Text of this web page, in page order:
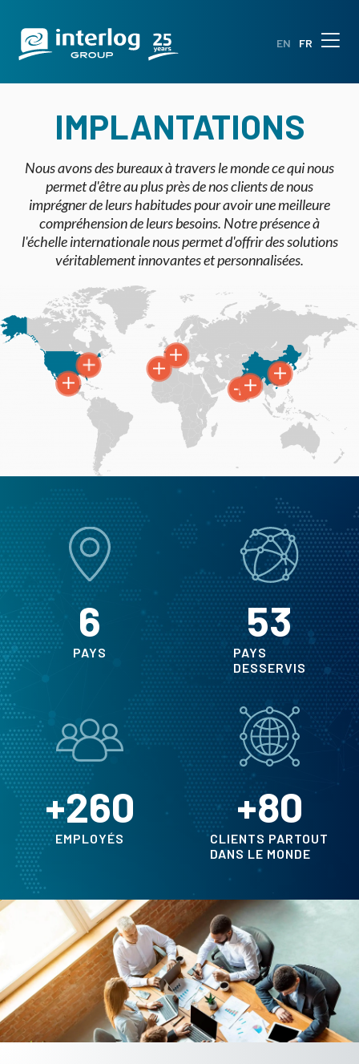
EN FR
IMPLANTATIONS
Nous avons des bureaux à travers le monde ce qui nous
permet d'être au plus près de nos clients de nous
imprégner de leurs habitudes pour avoir une meilleure
compréhension de leurs besoins. Notre présence à
l'échelle internationale nous permet d'offrir des solutions
véritablement innovantes et personnalisées.
PAYS
6
PAYS
DESSERVIS
53
EMPLOYÉS
+260
CLIENTS PARTOUT
DANS LE MONDE
+80